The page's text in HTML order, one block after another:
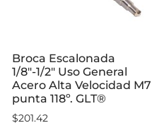
Broca Escalonada
1/8″-1/2″ Uso General
Acero Alta Velocidad M7
punta 118º. GLT®
$201.42